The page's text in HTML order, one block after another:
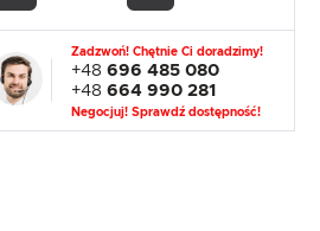
Zadzwoń! Chętnie Ci doradzimy!
+48 696 485 080
+48 664 990 281
Negocjuj! Sprawdź dostępność!